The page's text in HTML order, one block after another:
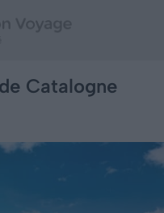
Catalogne